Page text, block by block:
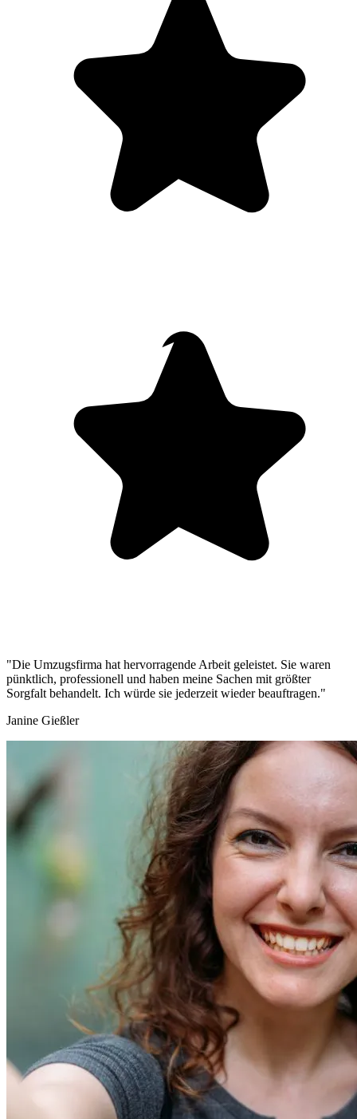
"Die Umzugsfirma hat hervorragende Arbeit geleistet. Sie waren
pünktlich, professionell und haben meine Sachen mit größter
Sorgfalt behandelt. Ich würde sie jederzeit wieder beauftragen."
Janine Gießler